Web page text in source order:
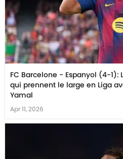
FC Barcelone - Espanyol (4-1):
qui prennent le large en Liga
Yamal
Apr 11, 2026